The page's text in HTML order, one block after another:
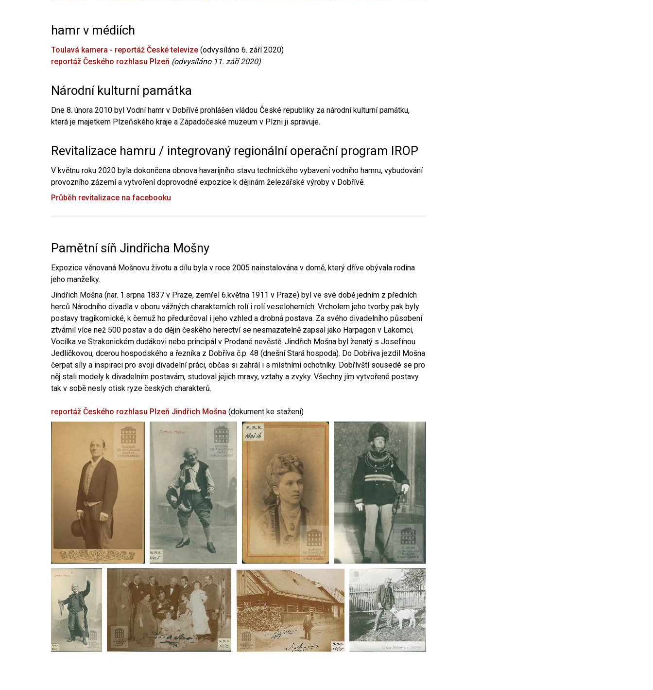
hamr v médiích
Toulavá kamera - reportáž České televize (odvysíláno 6. září 2020)
reportáž Českého rozhlasu Plzeň (odvysíláno 11. září 2020)
Národní kulturní památka
Dne 8. února 2010 byl Vodní hamr v Dobřívě prohlášen vládou České republiky za národní kulturní památku,
která je majetkem Plzeňského kraje a Západočeské muzeum v Plzni ji spravuje.
Revitalizace hamru / integrovaný regionální operační program IROP
V květnu roku 2020 byla dokončena obnova havarijního stavu technického vybavení vodního hamru, vybudování
provozního zázemí a vytvoření doprovodné expozice k dějinám železářské výroby v Dobřívě.
Průběh revitalizace na facebooku
Pamětní síň Jindřicha Mošny
Expozice věnovaná Mošnovu životu a dílu byla v roce 2005 nainstalována v domě, který dříve obývala rodina
jeho manželky.
Jindřich Mošna (nar. 1.srpna 1837 v Praze, zemřel 6.května 1911 v Praze) byl ve své době jedním z předních
herců Národního divadla v oboru vážných charakterních rolí i rolí veseloherních. Vrcholem jeho tvorby pak byly
postavy tragikomické, k čemuž ho předurčoval i jeho vzhled a drobná postava. Za svého divadelního působení
ztvárnil více než 500 postav a do dějin českého herectví se nesmazatelně zapsal jako Harpagon v Lakomci,
Vocílka ve Strakonickém dudákovi nebo principál v Prodané nevěstě. Jindřich Mošna byl ženatý s Josefínou
Jedličkovou, dcerou hospodského a řezníka z Dobříva č.p. 48 (dnešní Stará hospoda). Do Dobříva jezdil Mošna
čerpat síly a inspiraci pro svoji divadelní práci, občas si zahrál i s místními ochotníky. Dobřívští sousedé se pro
něj stali modely k divadelním postavám, studoval jejich mravy, vztahy a zvyky. Všechny jím vytvořené postavy
tak v sobě nesly otisk ryze českých charakterů.
reportáž Českého rozhlasu Plzeň Jindřich Mošna (dokument ke stažení)